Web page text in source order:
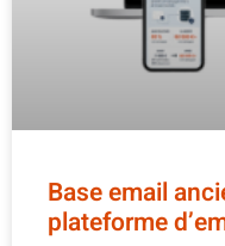
Base email
plateforme